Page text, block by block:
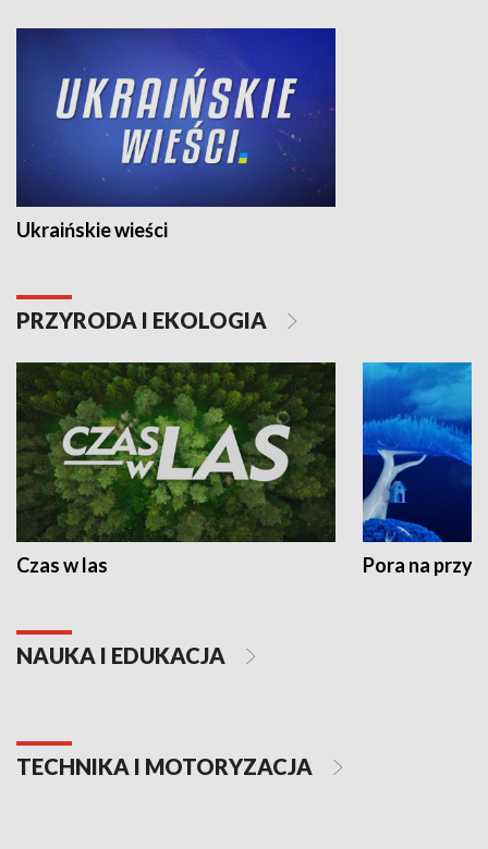
Ukraińskie wieści
PRZYRODA I EKOLOGIA
Czas w las Pora na
NAUKA I EDUKACJA
TECHNIKA I MOTORYZACJA